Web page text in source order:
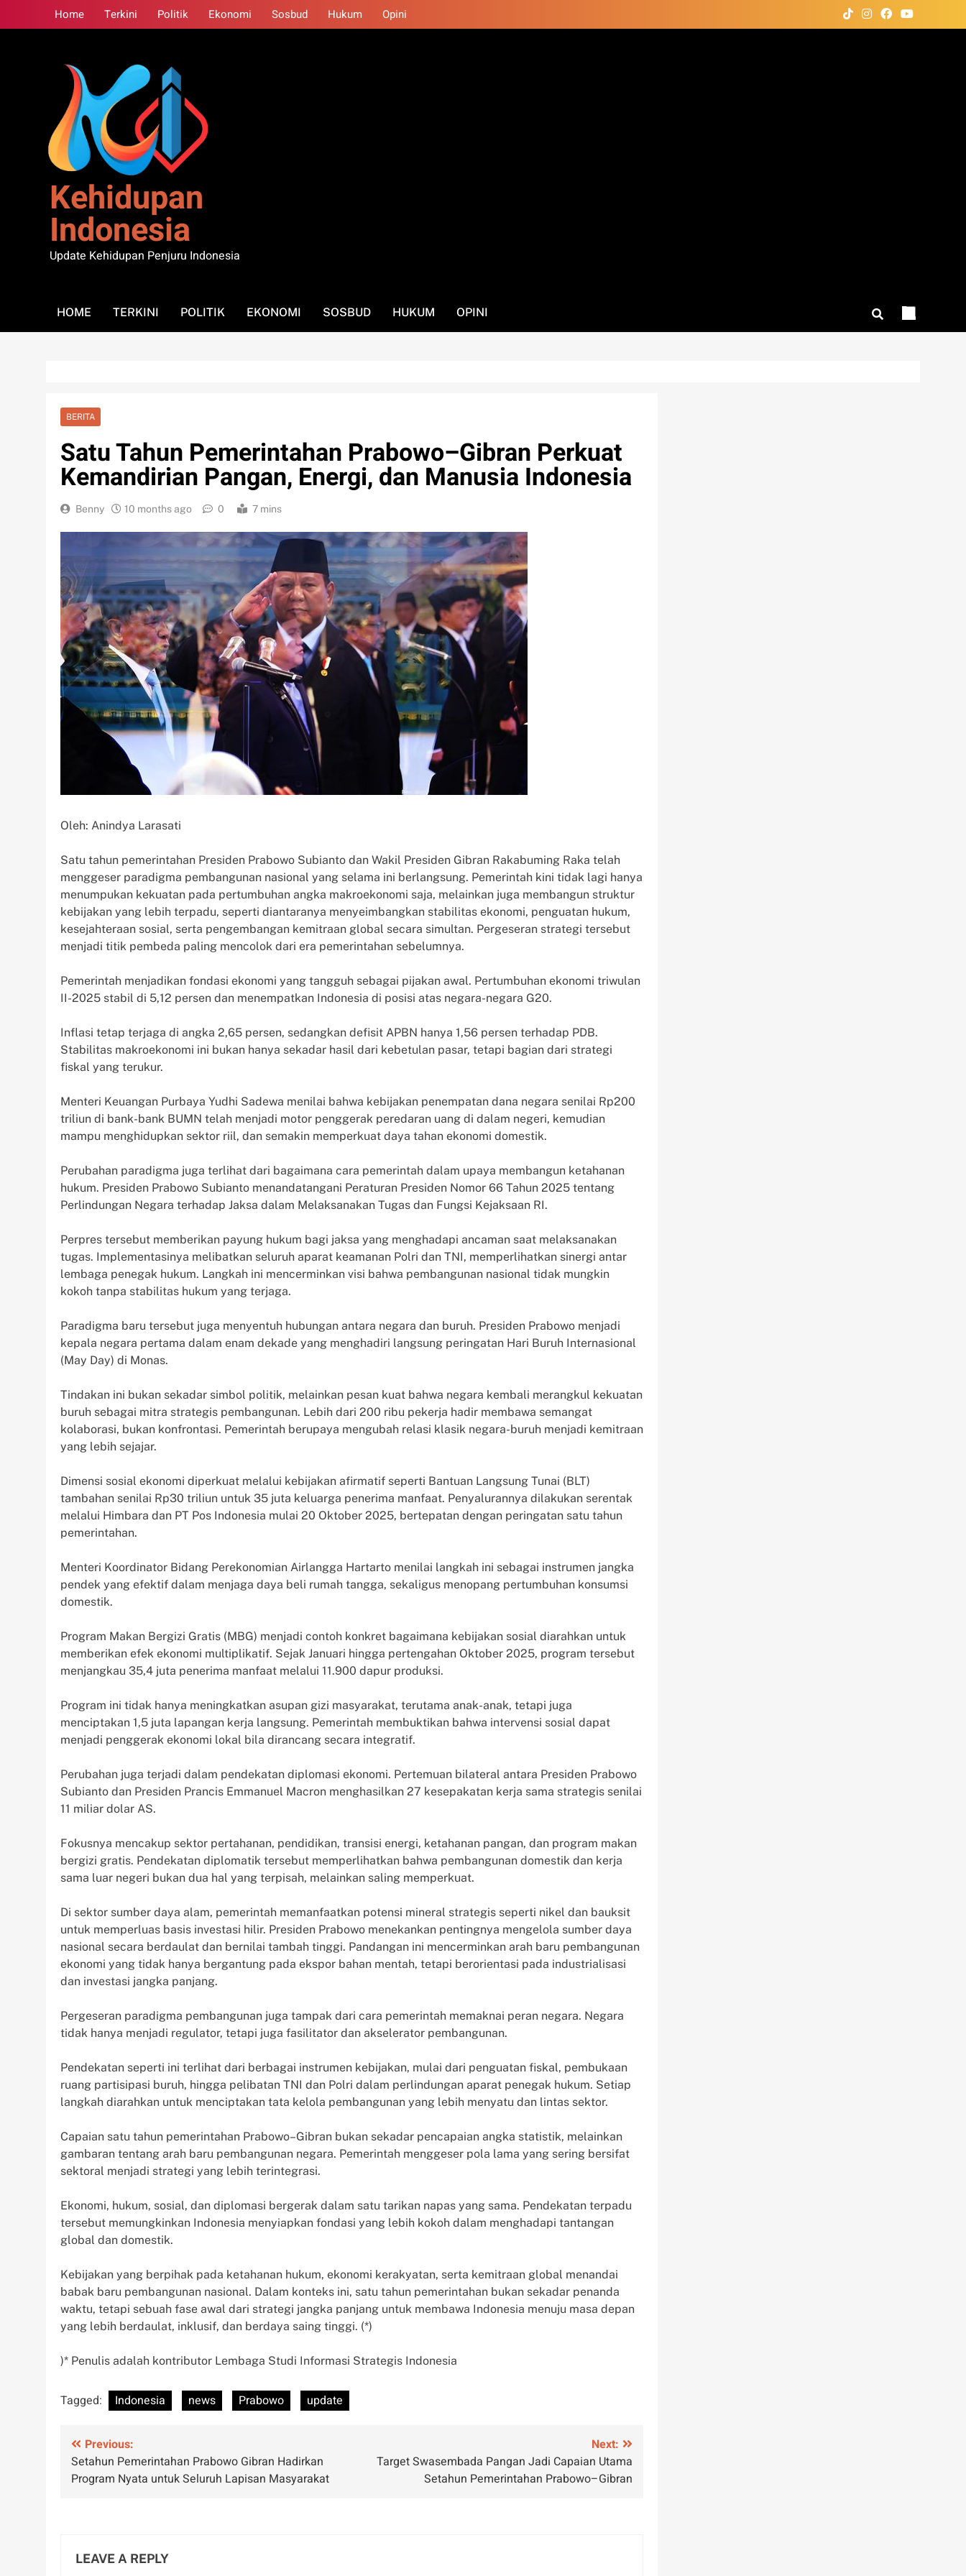
to
Home Terkini Politik Ekonomi Sosbud Hukum Opini
Kehidupan
Indonesia
Update Kehidupan Penjuru Indonesia
HOME TERKINI POLITIK EKONOMI SOSBUD HUKUM OPINI
BERITA
Satu Tahun Pemerintahan Prabowo–Gibran Perkuat
Kemandirian Pangan, Energi, dan Manusia Indonesia
Benny 10 months ago 0 7 mins
Oleh: Anindya Larasati
Satu tahun pemerintahan Presiden Prabowo Subianto dan Wakil Presiden Gibran Rakabuming Raka telah
menggeser paradigma pembangunan nasional yang selama ini berlangsung. Pemerintah kini tidak lagi hanya
menumpukan kekuatan pada pertumbuhan angka makroekonomi saja, melainkan juga membangun struktur
kebijakan yang lebih terpadu, seperti diantaranya menyeimbangkan stabilitas ekonomi, penguatan hukum,
kesejahteraan sosial, serta pengembangan kemitraan global secara simultan. Pergeseran strategi tersebut
menjadi titik pembeda paling mencolok dari era pemerintahan sebelumnya.
Pemerintah menjadikan fondasi ekonomi yang tangguh sebagai pijakan awal. Pertumbuhan ekonomi triwulan
II-2025 stabil di 5,12 persen dan menempatkan Indonesia di posisi atas negara-negara G20.
Inflasi tetap terjaga di angka 2,65 persen, sedangkan defisit APBN hanya 1,56 persen terhadap PDB.
Stabilitas makroekonomi ini bukan hanya sekadar hasil dari kebetulan pasar, tetapi bagian dari strategi
fiskal yang terukur.
Menteri Keuangan Purbaya Yudhi Sadewa menilai bahwa kebijakan penempatan dana negara senilai Rp200
triliun di bank-bank BUMN telah menjadi motor penggerak peredaran uang di dalam negeri, kemudian
mampu menghidupkan sektor riil, dan semakin memperkuat daya tahan ekonomi domestik.
Perubahan paradigma juga terlihat dari bagaimana cara pemerintah dalam upaya membangun ketahanan
hukum. Presiden Prabowo Subianto menandatangani Peraturan Presiden Nomor 66 Tahun 2025 tentang
Perlindungan Negara terhadap Jaksa dalam Melaksanakan Tugas dan Fungsi Kejaksaan RI.
Perpres tersebut memberikan payung hukum bagi jaksa yang menghadapi ancaman saat melaksanakan
tugas. Implementasinya melibatkan seluruh aparat keamanan Polri dan TNI, memperlihatkan sinergi antar
lembaga penegak hukum. Langkah ini mencerminkan visi bahwa pembangunan nasional tidak mungkin
kokoh tanpa stabilitas hukum yang terjaga.
Paradigma baru tersebut juga menyentuh hubungan antara negara dan buruh. Presiden Prabowo menjadi
kepala negara pertama dalam enam dekade yang menghadiri langsung peringatan Hari Buruh Internasional
(May Day) di Monas.
Tindakan ini bukan sekadar simbol politik, melainkan pesan kuat bahwa negara kembali merangkul kekuatan
buruh sebagai mitra strategis pembangunan. Lebih dari 200 ribu pekerja hadir membawa semangat
kolaborasi, bukan konfrontasi. Pemerintah berupaya mengubah relasi klasik negara-buruh menjadi kemitraan
yang lebih sejajar.
Dimensi sosial ekonomi diperkuat melalui kebijakan afirmatif seperti Bantuan Langsung Tunai (BLT)
tambahan senilai Rp30 triliun untuk 35 juta keluarga penerima manfaat. Penyalurannya dilakukan serentak
melalui Himbara dan PT Pos Indonesia mulai 20 Oktober 2025, bertepatan dengan peringatan satu tahun
pemerintahan.
Menteri Koordinator Bidang Perekonomian Airlangga Hartarto menilai langkah ini sebagai instrumen jangka
pendek yang efektif dalam menjaga daya beli rumah tangga, sekaligus menopang pertumbuhan konsumsi
domestik.
Program Makan Bergizi Gratis (MBG) menjadi contoh konkret bagaimana kebijakan sosial diarahkan untuk
memberikan efek ekonomi multiplikatif. Sejak Januari hingga pertengahan Oktober 2025, program tersebut
menjangkau 35,4 juta penerima manfaat melalui 11.900 dapur produksi.
Program ini tidak hanya meningkatkan asupan gizi masyarakat, terutama anak-anak, tetapi juga
menciptakan 1,5 juta lapangan kerja langsung. Pemerintah membuktikan bahwa intervensi sosial dapat
menjadi penggerak ekonomi lokal bila dirancang secara integratif.
Perubahan juga terjadi dalam pendekatan diplomasi ekonomi. Pertemuan bilateral antara Presiden Prabowo
Subianto dan Presiden Prancis Emmanuel Macron menghasilkan 27 kesepakatan kerja sama strategis senilai
11 miliar dolar AS.
Fokusnya mencakup sektor pertahanan, pendidikan, transisi energi, ketahanan pangan, dan program makan
bergizi gratis. Pendekatan diplomatik tersebut memperlihatkan bahwa pembangunan domestik dan kerja
sama luar negeri bukan dua hal yang terpisah, melainkan saling memperkuat.
Di sektor sumber daya alam, pemerintah memanfaatkan potensi mineral strategis seperti nikel dan bauksit
untuk memperluas basis investasi hilir. Presiden Prabowo menekankan pentingnya mengelola sumber daya
nasional secara berdaulat dan bernilai tambah tinggi. Pandangan ini mencerminkan arah baru pembangunan
ekonomi yang tidak hanya bergantung pada ekspor bahan mentah, tetapi berorientasi pada industrialisasi
dan investasi jangka panjang.
Pergeseran paradigma pembangunan juga tampak dari cara pemerintah memaknai peran negara. Negara
tidak hanya menjadi regulator, tetapi juga fasilitator dan akselerator pembangunan.
Pendekatan seperti ini terlihat dari berbagai instrumen kebijakan, mulai dari penguatan fiskal, pembukaan
ruang partisipasi buruh, hingga pelibatan TNI dan Polri dalam perlindungan aparat penegak hukum. Setiap
langkah diarahkan untuk menciptakan tata kelola pembangunan yang lebih menyatu dan lintas sektor.
Capaian satu tahun pemerintahan Prabowo–Gibran bukan sekadar pencapaian angka statistik, melainkan
gambaran tentang arah baru pembangunan negara. Pemerintah menggeser pola lama yang sering bersifat
sektoral menjadi strategi yang lebih terintegrasi.
Ekonomi, hukum, sosial, dan diplomasi bergerak dalam satu tarikan napas yang sama. Pendekatan terpadu
tersebut memungkinkan Indonesia menyiapkan fondasi yang lebih kokoh dalam menghadapi tantangan
global dan domestik.
Kebijakan yang berpihak pada ketahanan hukum, ekonomi kerakyatan, serta kemitraan global menandai
babak baru pembangunan nasional. Dalam konteks ini, satu tahun pemerintahan bukan sekadar penanda
waktu, tetapi sebuah fase awal dari strategi jangka panjang untuk membawa Indonesia menuju masa depan
yang lebih berdaulat, inklusif, dan berdaya saing tinggi. (*)
)* Penulis adalah kontributor Lembaga Studi Informasi Strategis Indonesia
Tagged: Indonesia news Prabowo update
Post
navigation
Previous:
Setahun Pemerintahan Prabowo Gibran Hadirkan
Program Nyata untuk Seluruh Lapisan Masyarakat
Next:
Target Swasembada Pangan Jadi Capaian Utama
Setahun Pemerintahan Prabowo–Gibran
LEAVE A REPLY